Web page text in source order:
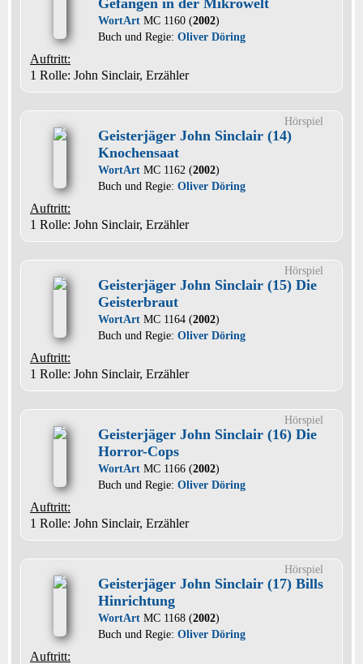
Gefangen in der Mikrowelt
WortArt MC 1160 (2002)
Buch und Regie: Oliver Döring
Auftritt:
1 Rolle: John Sinclair, Erzähler
Hörspiel
Geisterjäger John Sinclair (14)
Knochensaat
WortArt MC 1162 (2002)
Buch und Regie: Oliver Döring
Auftritt:
1 Rolle: John Sinclair, Erzähler
Hörspiel
Geisterjäger John Sinclair (15) Die
Geisterbraut
WortArt MC 1164 (2002)
Buch und Regie: Oliver Döring
Auftritt:
1 Rolle: John Sinclair, Erzähler
Hörspiel
Geisterjäger John Sinclair (16) Die
Horror-Cops
WortArt MC 1166 (2002)
Buch und Regie: Oliver Döring
Auftritt:
1 Rolle: John Sinclair, Erzähler
Hörspiel
Geisterjäger John Sinclair (17) Bills
Hinrichtung
WortArt MC 1168 (2002)
Buch und Regie: Oliver Döring
Auftritt: